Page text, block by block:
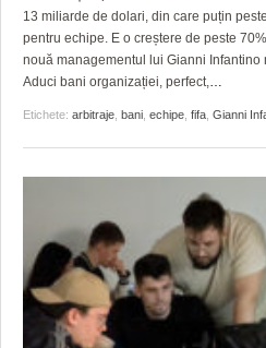
GRĂDINA TAICII DOMNULUI
ZIARISTU’ DE TERASĂ
CU OIŞTEA-N KIERKEGAARD
CRONICĂ DE FILM
UNDE MERGEM
FILME DOCUMENTARE
ACCIDENTE
ANUNŢURI
INFO SI UTILE
JUSTITIE
FILME DOCUMENTARE
CLIPURI VIDEO
13 miliarde de dolari, din care puțin
pentru echipe. E o creștere de peste
nouă managementul lui Gianni Infantino
Aduci bani organizației, perfect,…
Etichete: arbitraje bani echipe fifa Gianni